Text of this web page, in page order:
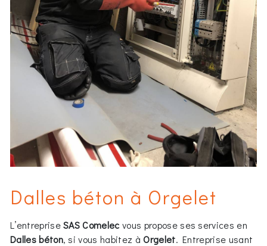
Dalles béton à Orgelet
L’entrepriseSAS Comelecvous propose ses services en
Dalles béton, si vous habitez àOrgelet. Entreprise usant